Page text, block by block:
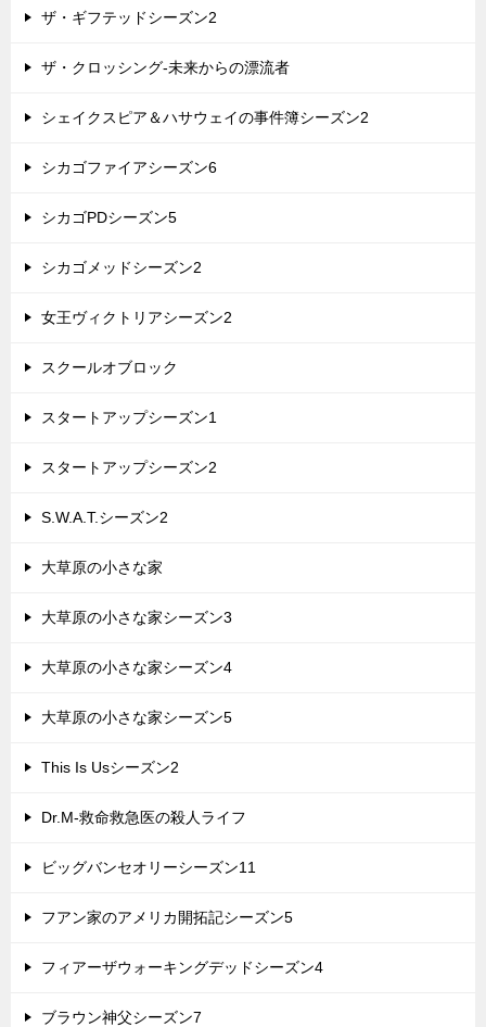
ザ・ギフテッドシーズン2
ザ・クロッシング-未来からの漂流者
シェイクスピア＆ハサウェイの事件簿シーズン2
シカゴファイアシーズン6
シカゴPDシーズン5
シカゴメッドシーズン2
女王ヴィクトリアシーズン2
スクールオブロック
スタートアップシーズン1
スタートアップシーズン2
S.W.A.T.シーズン2
大草原の小さな家
大草原の小さな家シーズン3
大草原の小さな家シーズン4
大草原の小さな家シーズン5
This Is Usシーズン2
Dr.M-救命救急医の殺人ライフ
ビッグバンセオリーシーズン11
フアン家のアメリカ開拓記シーズン5
フィアーザウォーキングデッドシーズン4
ブラウン神父シーズン7